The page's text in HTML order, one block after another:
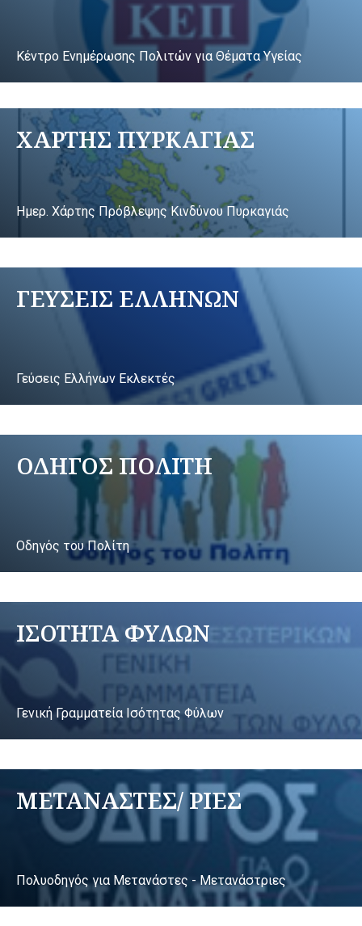
Κέντρο Ενημέρωσης Πολιτών για Θέματα Υγείας
ΧΑΡΤΗΣ ΠΥΡΚΑΓΙΑΣ
Ημερ. Χάρτης Πρόβλεψης Κινδύνου Πυρκαγιάς
ΓΕΥΣΕΙΣ ΕΛΛΗΝΩΝ
Γεύσεις Ελλήνων Εκλεκτές
ΟΔΗΓΟΣ ΠΟΛΙΤΗ
Οδηγός του Πολίτη
ΙΣΟΤΗΤΑ ΦΥΛΩΝ
Γενική Γραμματεία Ισότητας Φύλων
ΜΕΤΑΝΑΣΤΕΣ/ ΡΙΕΣ
Πολυοδηγός για Μετανάστες - Μετανάστριες